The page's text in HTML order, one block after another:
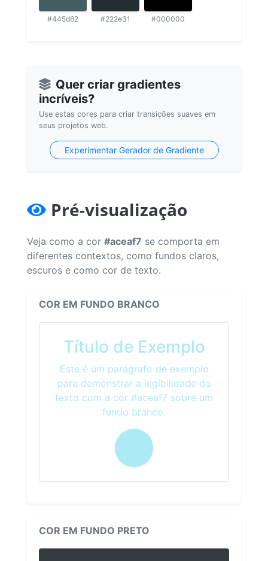
#445d62 #222e31 #000000
Quer criar gradientes
incríveis?
Use estas cores para criar transições suaves em
seus projetos web.
Experimentar Gerador de Gradiente
Pré-visualização
Veja como a cor #aceaf7 se comporta em
diferentes contextos, como fundos claros,
escuros e como cor de texto.
COR EM FUNDO BRANCO
Título de Exemplo
Este é um parágrafo de exemplo
para demonstrar a legibilidade do
texto com a cor #aceaf7 sobre um
fundo branco.
COR EM FUNDO PRETO